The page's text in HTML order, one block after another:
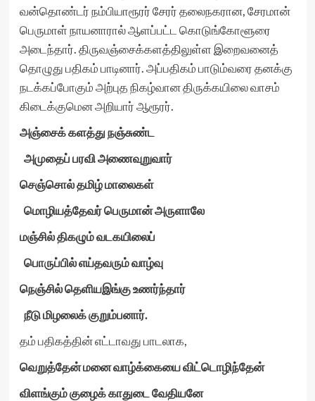
வன்தொண்டர் நம்பியாரூரர் சேரர் தலைநகரான, சேரமான்
பெருமாள் நாயனாரால் ஆளப்பட்ட கொடுங்கோளூரை
அடைந்தார். திருவஞ்சைக்களத்திலுள்ள இறைவனைத்
தொழுது பதிகம் பாடினார். அப்பதிகம் பாடும்வரை தனக்கு
நடக்கப்போகும் அற்புத நிகழ்வான திருக்கயிலை வாசம்
கிடைக்குமென அறியார் ஆரூரர்.
அஞ்சைக் களத்து நஞ்சுண்ட
அமுதைப் பரவி அணைவுறுவார்
செஞ்சொல் தமிழ் மாலைகள்
மொழியத்தேவர் பெருமான் அருளாலே
மஞ்சில் திகழும் வடகயிலைப்
பொருப்பில் எய்தவரும் வாழ்வு
நெஞ்சில் தெளியஇங்கு உணர்ந்தார்
நீடு மிழலைக் குறும்பனார்.
தம் பதிகத்தின் எட்டாவது பாடலாக,
வெறுத்தேன் மனை வாழ்க்கையை விட்டொழிந்தேன்
விளங்கும் குழைக் காதுடை வேதியனே